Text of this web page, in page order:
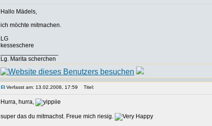
Hallo Mädels,
ich möchte mitmachen.
LG
kesseschere
Lg. Marita scherchen
Verfasst am: 13.02.2008, 17:59 Titel:
Hurra, hurra,
super das du mitmachst. Freue mich riesig.